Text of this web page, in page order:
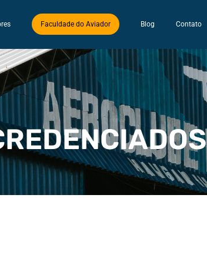
Faculdade do Aviador Blog Contato